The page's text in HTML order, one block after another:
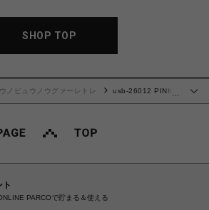
SHOP TOP
…
ウノピュウノウグァーレトレ
usb-26012 PINK
PARCOで貯まる＆使える